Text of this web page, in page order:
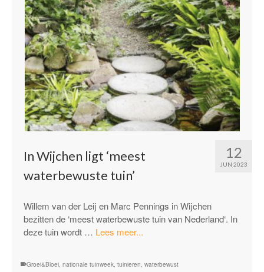
12
JUN 2023
In Wijchen ligt ‘meest
waterbewuste tuin’
Willem van der Leij en Marc Pennings in Wijchen
bezitten de ‘meest waterbewuste tuin van Nederland‘. In
deze tuin wordt … Lees meer...
Groei&Bloei, nationale tuinweek, tuinieren, waterbewust